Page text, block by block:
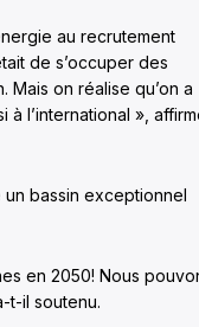
au recrutement
de s’occuper des
Mais on réalise qu’on a
à l’international »,
bassin exceptionnel
en 2050! Nous
t-il soutenu.